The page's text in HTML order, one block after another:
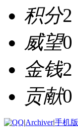
积分2
威望0
金钱2
贡献0
|Archiver|手机版